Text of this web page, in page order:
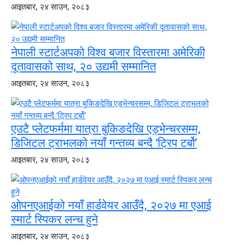
आइतबार, २४ साउन, २०८३
नेपाली स्टार्टअपको विश्व बजार विस्तारमा अमेरिकी
दूतावासको साथ, २० उद्यमी सम्मानित
आइतबार, २४ साउन, २०८३
एउटै प्लेटफर्ममा यात्रा बुकिङदेखि एड्भेन्चरसम्म,
डिजिटल ट्राभलको नयाँ गन्तव्य बन्दै ‘ट्रिप टर्बो’
आइतबार, २४ साउन, २०८३
ओपनएआईको नयाँ हार्डवेयर आउँदै, २०२७ मा एआई
स्मार्ट स्पिकर लन्च हुने
आइतबार, २४ साउन, २०८३